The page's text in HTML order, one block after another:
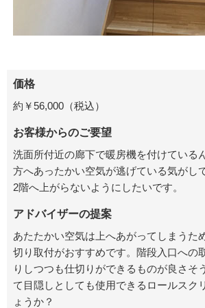
価格
約￥56,000（税込）
お客様からのご要望
洗面所付近の廊下で暖房機を付けている
方へあったかい空気が逃げている気がし
2階へ上がらないようにしたいです。
アドバイザーの提案
あたたかい空気は上へあがってしまうた
切り取付がおすすめです。階段入口への
りしつつも仕切りができるものが良さそ
て目隠しとしても使用できるロールスク
ょうか？